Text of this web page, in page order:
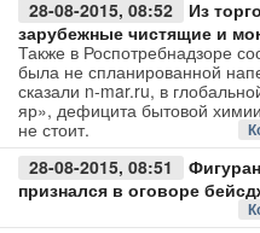
Медиа
Авто
Спорт
Контакты
28-08-2015, 08:52
Из
зарубежные чистящие и
Также в Роспотребнадзоре
была не спланированной
сказали n-mar.ru, в
яр», дефицита бытовой
не стоит.
28-08-2015, 08:51
признался в оговоре